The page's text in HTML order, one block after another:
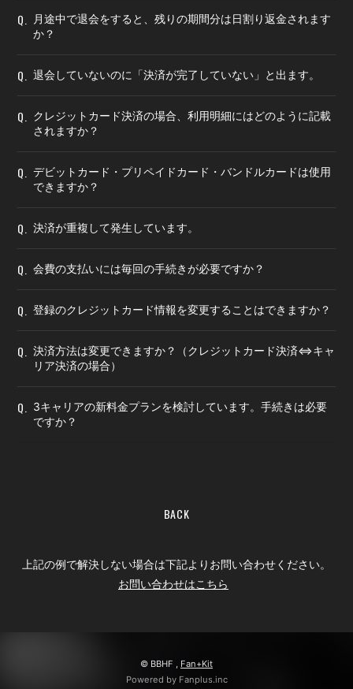
Q.
月途中で退会をすると、残りの期間分は日割り返金されます
か？
Q. 退会していないのに「決済が完了していない」と出ます。
Q.
クレジットカード決済の場合、利用明細にはどのように記載
されますか？
Q.
デビットカード・プリペイドカード・バンドルカードは使用
できますか？
Q. 決済が重複して発生しています。
Q. 会費の支払いには毎回の手続きが必要ですか？
Q. 登録のクレジットカード情報を変更することはできますか？
Q.
決済方法は変更できますか？（クレジットカード決済⇔キャ
リア決済の場合）
Q.
3キャリアの新料金プランを検討しています。手続きは必要
ですか？
BACK
上記の例で解決しない場合は下記よりお問い合わせください。
お問い合わせはこちら
© BBHF , Fan+Kit
Powered by Fanplus.inc